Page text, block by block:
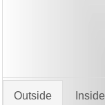
Outside Inside